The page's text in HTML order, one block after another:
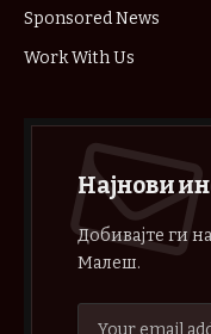
Sponsored News
Work With Us
Најнови
Добивајте ги
Малеш.